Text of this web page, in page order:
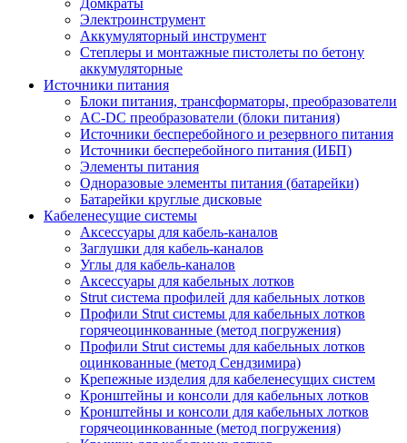
Домкраты
Электроинструмент
Аккумуляторный инструмент
Степлеры и монтажные пистолеты по бетону
аккумуляторные
Источники питания
Блоки питания, трансформаторы, преобразователи
AC-DC преобразователи (блоки питания)
Источники бесперебойного и резервного питания
Источники бесперебойного питания (ИБП)
Элементы питания
Одноразовые элементы питания (батарейки)
Батарейки круглые дисковые
Кабеленесущие системы
Аксессуары для кабель-каналов
Заглушки для кабель-каналов
Углы для кабель-каналов
Аксессуары для кабельных лотков
Strut система профилей для кабельных лотков
Профили Strut системы для кабельных лотков
горячеоцинкованные (метод погружения)
Профили Strut системы для кабельных лотков
оцинкованные (метод Сендзимира)
Крепежные изделия для кабеленесущих систем
Кронштейны и консоли для кабельных лотков
Кронштейны и консоли для кабельных лотков
горячеоцинкованные (метод погружения)